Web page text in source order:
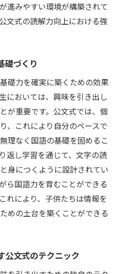
進みやすい環境が構築されて
文式の読解力向上における強
礎づくり
礎力を確実に築くための効果
においては、興味を引き出し
が重要です。公文式では、個
、これにより自分のペースで
理なく国語の基礎を固めるこ
返し学習を通じて、文字の読
身につくように設計されてい
ら国語力を育むことができる
れにより、子供たちは情報を
めの土台を築くことができる
公文式のテクニック